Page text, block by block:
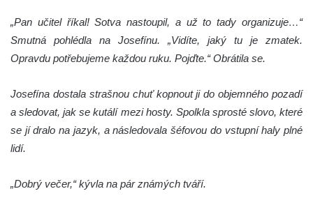
„Pan učitel říkal! Sotva nastoupil, a už to tady organizuje…“
Smutná pohlédla na Josefínu. „Vidíte, jaký tu je zmatek.
Opravdu potřebujeme každou ruku. Pojďte.“ Obrátila se.
Josefína dostala strašnou chuť kopnout ji do objemného pozadí
a sledovat, jak se kutálí mezi hosty. Spolkla sprosté slovo, které
se jí dralo na jazyk, a následovala šéfovou do vstupní haly plné
lidí.
„Dobrý večer,“ kývla na pár známých tváří.